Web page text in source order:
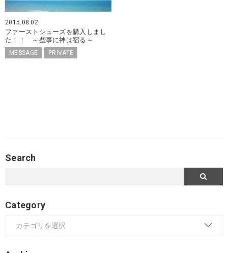
2015.08.02
ファーストシューズを購入しまし
た！！ ～些事に神は宿る～
MESSAGE PRIVATE
Search
Category